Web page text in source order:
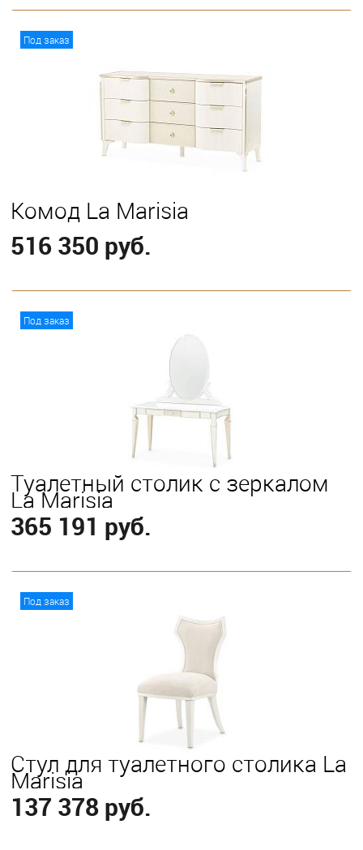
Под заказ
Комод La Marisia
516 350 руб.
Под заказ
Туалетный столик с зеркалом
La Marisia
365 191 руб.
Под заказ
Стул для туалетного столика La
Marisia
137 378 руб.